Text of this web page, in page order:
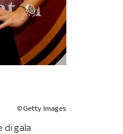
©Getty Images
di gala